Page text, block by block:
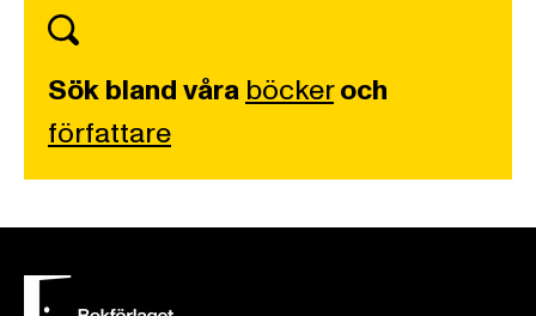
Sök bland våra böckeroch
författare